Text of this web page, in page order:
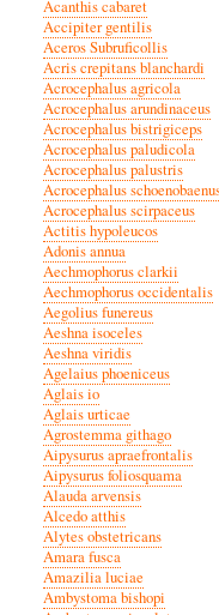
Acanthis cabaret
Accipiter gentilis
Aceros Subruficollis
Acris crepitans blanchardi
Acrocephalus agricola
Acrocephalus arundinaceus
Acrocephalus bistrigiceps
Acrocephalus paludicola
Acrocephalus palustris
Acrocephalus
Acrocephalus scirpaceus
Actitis hypoleucos
Adonis annua
Aechmophorus clarkii
Aechmophorus occidentalis
Aegolius funereus
Aeshna isoceles
Aeshna viridis
Agelaius phoeniceus
Aglais io
Aglais urticae
Agrostemma githago
Aipysurus apraefrontalis
Aipysurus foliosquama
Alauda arvensis
Alcedo atthis
Alytes obstetricans
Amara fusca
Amazilia luciae
Ambystoma bishopi